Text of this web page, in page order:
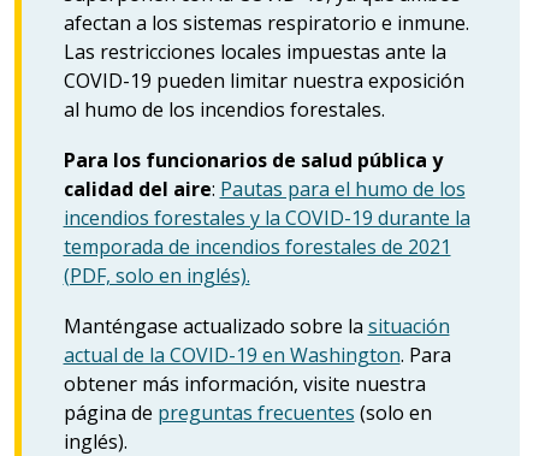
afectan a los sistemas respiratorio e inmune.
Las restricciones locales impuestas ante la
COVID-19 pueden limitar nuestra exposición
al humo de los incendios forestales.
Para los funcionarios de salud pública y
calidad del aire: Pautas para el humo de los
incendios forestales y la COVID-19 durante la
temporada de incendios forestales de 2021
(PDF, solo en inglés).
Manténgase actualizado sobre la situación
actual de la COVID-19 en Washington. Para
obtener más información, visite nuestra
página de preguntas frecuentes (solo en
inglés).